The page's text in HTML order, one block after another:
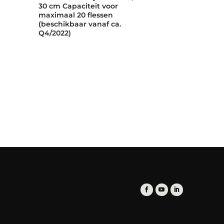
30 cm Capaciteit voor
maximaal 20 flessen
(beschikbaar vanaf ca.
Q4/2022)